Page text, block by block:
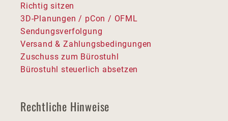
Richtig sitzen
3D-Planungen / pCon / OFML
Sendungsverfolgung
Versand & Zahlungsbedingungen
Zuschuss zum Bürostuhl
Bürostuhl steuerlich absetzen
Rechtliche Hinweise